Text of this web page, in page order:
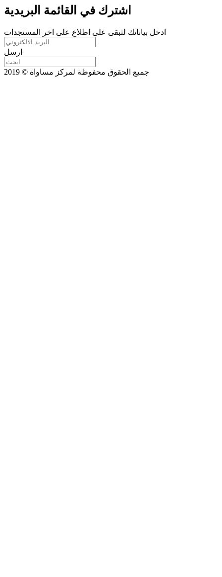
اشترك في القائمة البريدية
ادخل بياناتك لتبقى على اطلاع على اخر المستجدات
ارسل
جميع الحقوق محفوظة لمركز مساواة © 2019